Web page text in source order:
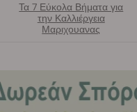
Τα 7 Εύκολα Βήματα για
την Καλλιέργεια
Μαριχουανας